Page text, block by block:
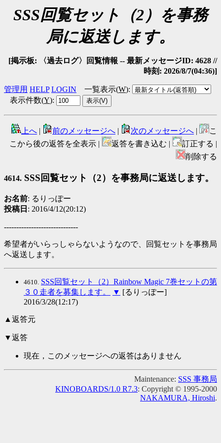
SSS回覧セット（2）を事務
局に返送します。
[掲示板: 〈過去ログ〉回覧情報 -- 最新メッセージID: 4628 //
時刻: 2026/8/7(04:36)]
管理用 HELP LOGIN 一覧表示(W):
表示件数(Y):
上へ | 前のメッセージへ | 次のメッセージへ |
こ
こから後の返答を全表示 |
返答を書き込む |
訂正する |
削除する
4614. SSS回覧セット（2）を事務局に返送します。
お名前: るりっぽー
投稿日 : 2016/4/12(20:12)
------------------------------
希望者がいらっしゃらないようなので、回覧セットを事務局
へ返送します。
4610. SSS回覧セット（2）Rainbow Magic 7巻セットの第
３０走者を募集します。
▼ [るりっぽー]
2016/3/28(12:17)
▲返答元
▼返答
現在，このメッセージへの返答はありません
Maintenance: SSS 事務局
KINOBOARDS/1.0 R7.3: Copyright © 1995-2000
NAKAMURA, Hiroshi.